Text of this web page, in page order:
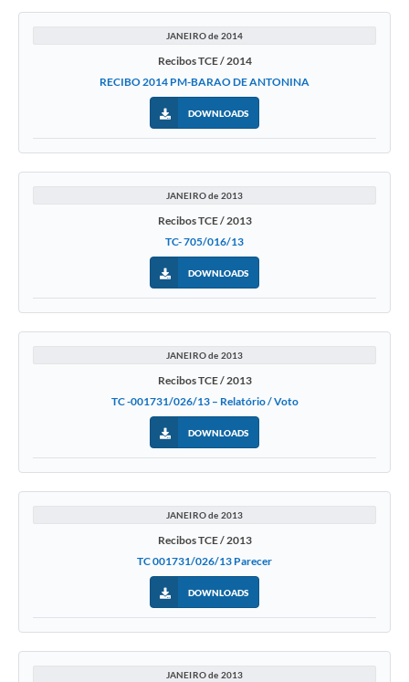
JANEIRO de 2014
Recibos TCE / 2014
RECIBO 2014 PM-BARAO DE ANTONINA
DOWNLOADS
JANEIRO de 2013
Recibos TCE / 2013
TC- 705/016/13
DOWNLOADS
JANEIRO de 2013
Recibos TCE / 2013
TC -001731/026/13 – Relatório / Voto
DOWNLOADS
JANEIRO de 2013
Recibos TCE / 2013
TC 001731/026/13 Parecer
DOWNLOADS
JANEIRO de 2013